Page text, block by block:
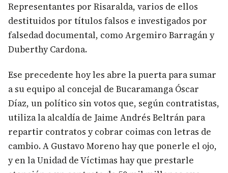
Representantes por Risaralda, varios de ellos
destituidos por títulos falsos e investigados por
falsedad documental, como Argemiro Barragán y
Duberthy Cardona.
Ese precedente hoy les abre la puerta para sumar
a su equipo al concejal de Bucaramanga Óscar
Díaz, un político sin votos que, según contratistas,
utiliza la alcaldía de Jaime Andrés Beltrán para
repartir contratos y cobrar coimas con letras de
cambio. A Gustavo Moreno hay que ponerle el ojo,
y en la Unidad de Víctimas hay que prestarle